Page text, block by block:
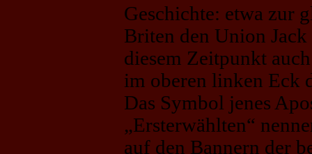
Geschichte: etwa zur
Briten den Union
diesem Zeitpunkt
im oberen linken Eck
Das Symbol jenes
„Ersterwählten“
auf den Bannern der